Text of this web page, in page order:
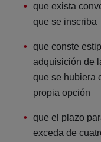
que exista
que se inscriba
que conste
adquisición de
que se hubiera
propia opción
que el plazo
exceda de